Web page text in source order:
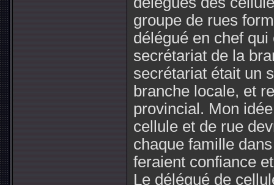
groupe de rues
délégué en chef
secrétariat de la
secrétariat était un
branche locale, et
provincial. Mon
cellule et de rue
chaque famille
feraient confiance
Le délégué de